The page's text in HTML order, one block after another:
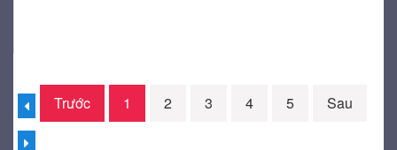
Trước 1 2 3 4 5 Sau